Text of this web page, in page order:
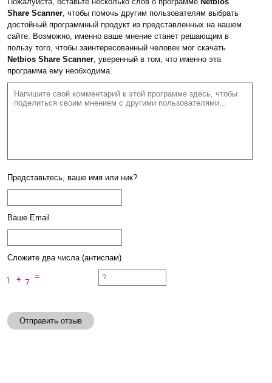
Share Scanner, чтобы помочь другим пользователям выбрать
достойный программный продукт из представленных на нашем
сайте. Возможно, именно ваше мнение станет решающим в
пользу того, чтобы заинтересованный человек мог скачать
Netbios Share Scanner, уверенный в том, что именно эта
программа ему необходима.
Представьтесь, ваше имя или ник?
Ваше Email
Сложите два числа (антиспам)
Отправить отзыв